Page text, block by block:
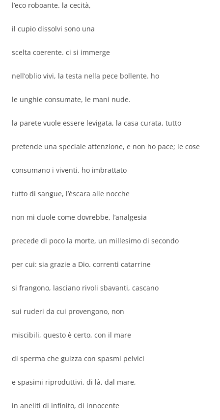
l’eco roboante. la cecità,
il cupio dissolvi sono una
scelta coerente. ci si immerge
nell’oblio vivi, la testa nella pece bollente. ho
le unghie consumate, le mani nude.
la parete vuole essere levigata, la casa curata, tutto
pretende una speciale attenzione, e non ho pace; le cose
consumano i viventi. ho imbrattato
tutto di sangue, l’èscara alle nocche
non mi duole come dovrebbe, l’analgesia
precede di poco la morte, un millesimo di secondo
per cui: sia grazie a Dio. correnti catarrine
si frangono, lasciano rivoli sbavanti, cascano
sui ruderi da cui provengono, non
miscibili, questo è certo, con il mare
di sperma che guizza con spasmi pelvici
e spasimi riproduttivi, di là, dal mare,
in aneliti di infinito, di innocente